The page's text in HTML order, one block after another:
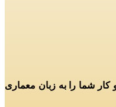
کسب و کار شما را به زبان معماری